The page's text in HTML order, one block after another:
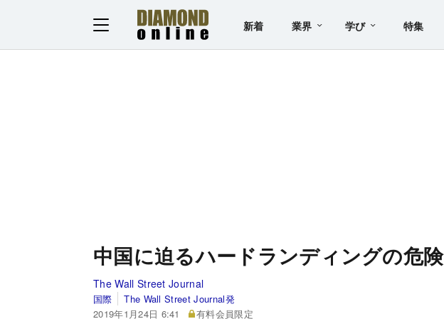
新着 業界 学び 特集
中国に迫るハードランディングの危険
The Wall Street Journal
国際
The Wall Street Journal発
2019年1月24日 6:41
有料会員限定